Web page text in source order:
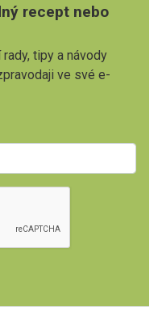
recept nebo
tipy a návody
ve své e-